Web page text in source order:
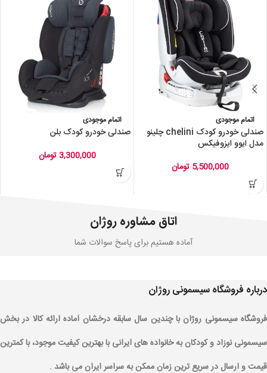
اتمام موجودی
صندلی خودرو کودک chelini چلینو
مدل ایوو ایزوفیکس
5,500,000 تومان
اتمام موجودی
صندلی خودرو کودک بلن
3,300,000 تومان
اتاق مشاوره روژان
آماده هستیم برای پاسخ سوالات شما
درباره فروشگاه سیسمونی روژان
فروشگاه سیسمونی روژان با چندین سال سابقه درخشان آماده ارائه کالا در بخش
سیسمونی نوزاد و کودکان به خانواده های ایرانی با بهترین کیفیت موجود، با کمترین
قیمت و ارسال در سریع ترین زمان ممکن به سراسر ایران می باشد .